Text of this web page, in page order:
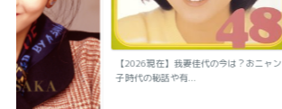
【2026現在】我妻佳代の今は？おニャン
子時代の秘話や有...